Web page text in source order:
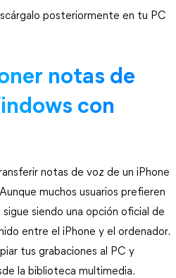
posteriormente en tu PC
notas de
con
notas de voz de un iPhone
muchos usuarios prefieren
siendo una opción oficial de
entre el iPhone y el ordenador.
tus grabaciones al PC y
la biblioteca multimedia.